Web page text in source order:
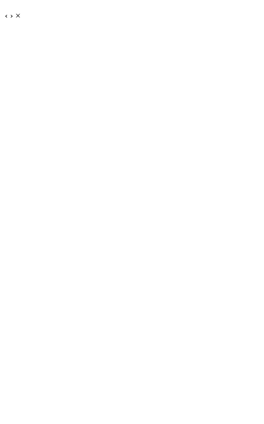
‹ › ×